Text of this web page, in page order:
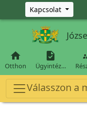
Ugrás a fő tartalomra
Kapcsolat

Otthon

Ügyintéz…
Válasszon a